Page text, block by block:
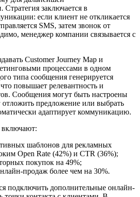
заключается в
если клиент не откликается
SMS, затем звонок от
менеджер компании связывается с
Customer Journey Map и
процессами в одном
типа сообщения генерируется
повышает релевантность и
Сообщения могут быть настроены
отложить предложение или выбрать
адаптирует коммуникацию.
включают:
шаблонов для рекламных
Open Rate (42%) и CTR (36%);
покупок на 49%;
продаж более чем на 30%.
подключить дополнительные онлайн-